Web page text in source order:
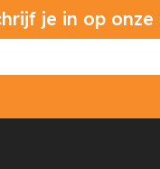
je in op